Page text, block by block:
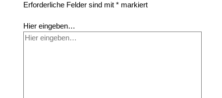
Erforderliche Felder sind mit* markiert
Hier eingeben…